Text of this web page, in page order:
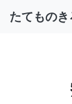
たてものき